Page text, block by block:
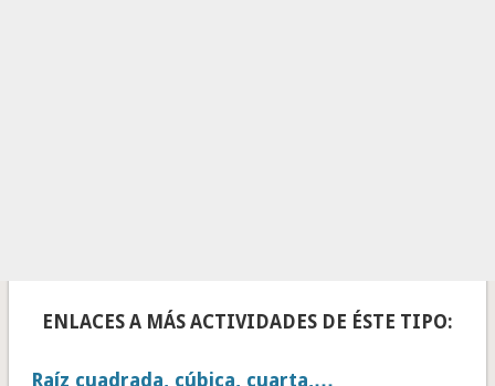
ENLACES A MÁS ACTIVIDADES DE ÉSTE TIPO:
Raíz cuadrada, cúbica, cuarta,…